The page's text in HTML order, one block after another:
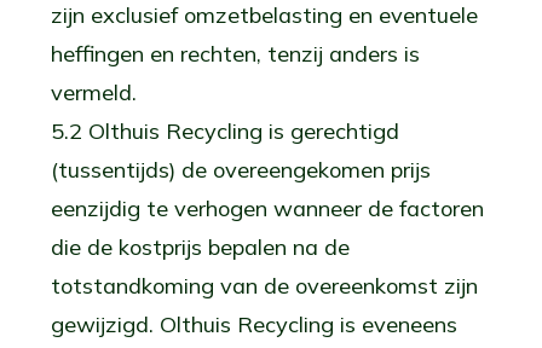
zijn exclusief omzetbelasting en eventuele
heffingen en rechten, tenzij anders is
vermeld.
5.2 Olthuis Recycling is gerechtigd
(tussentijds) de overeengekomen prijs
eenzijdig te verhogen wanneer de factoren
die de kostprijs bepalen na de
totstandkoming van de overeenkomst zijn
gewijzigd. Olthuis Recycling is eveneens